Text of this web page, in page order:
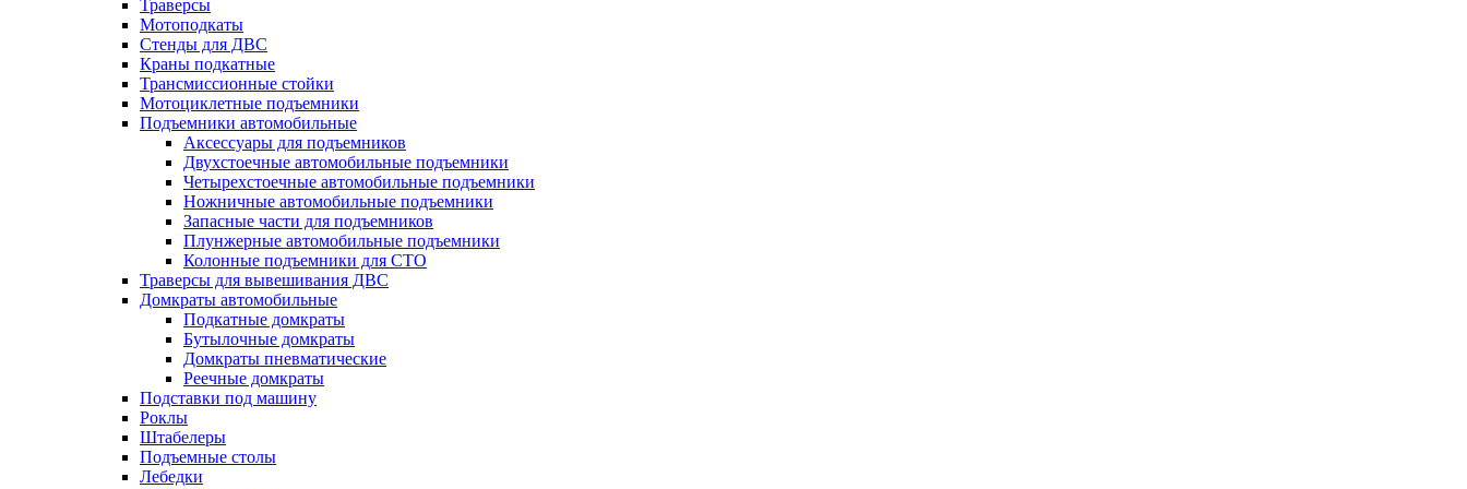
Траверсы
Мотоподкаты
Стенды для ДВС
Краны подкатные
Трансмиссионные стойки
Мотоциклетные подъемники
Подъемники автомобильные
Аксессуары для подъемников
Двухстоечные автомобильные подъемники
Четырехстоечные автомобильные подъемники
Ножничные автомобильные подъемники
Запасные части для подъемников
Плунжерные автомобильные подъемники
Колонные подъемники для СТО
Траверсы для вывешивания ДВС
Домкраты автомобильные
Подкатные домкраты
Бутылочные домкраты
Домкраты пневматические
Реечные домкраты
Подставки под машину
Роклы
Штабелеры
Подъемные столы
Лебедки